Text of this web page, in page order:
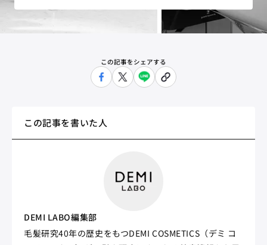
この記事をシェアする
この記事を書いた人
DEMI LABO編集部
毛髪研究40年の歴史をもつDEMI COSMETICS（デミ コ